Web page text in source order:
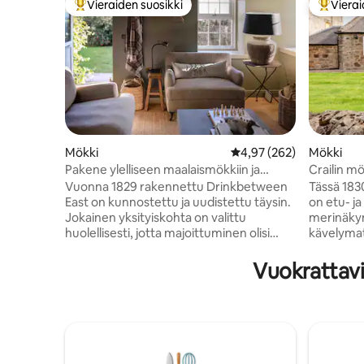
Vieraiden suosikkien parhaimmistoa
Vieraiden suosikki
Mökki Keskimääräinen arvio
4,97 (262)
Pakene ylelliseen maalaismökkiin ja
merinäköaloihin
Vuonna 1829 rakennettu Drinkbetween
East on kunnostettu ja uudistettu täysin.
Jokainen yksityiskohta on valittu
huolellisesti, jotta majoittuminen olisi
Mökki sijaitsee ihanteellisesti Banchory
Farmilla 40 minuutin ajomatkan päässä
ansiosta voit nauttia rauhasta ja
Mökki
Crailin
Tässä
on etu-
merta.
sisätilat,